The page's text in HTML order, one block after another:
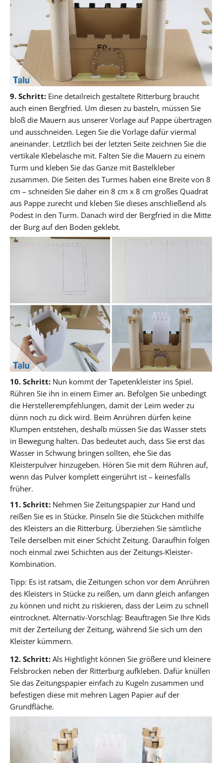
9. Schritt: Eine detailreich gestaltete Ritterburg braucht
auch einen Bergfried. Um diesen zu basteln, müssen Sie
bloß die Mauern aus unserer Vorlage auf Pappe übertragen
und ausschneiden. Legen Sie die Vorlage dafür viermal
aneinander. Letztlich bei der letzten Seite zeichnen Sie die
vertikale Klebelasche mit. Falten Sie die Mauern zu einem
Turm und kleben Sie das Ganze mit Bastelkleber
zusammen. Die Seiten des Turmes haben eine Breite von 8
cm – schneiden Sie daher ein 8 cm x 8 cm großes Quadrat
aus Pappe zurecht und kleben Sie dieses anschließend als
Podest in den Turm. Danach wird der Bergfried in die Mitte
der Burg auf den Boden geklebt.
10. Schritt: Nun kommt der Tapetenkleister ins Spiel.
Rühren Sie ihn in einem Eimer an. Befolgen Sie unbedingt
die Herstellerempfehlungen, damit der Leim weder zu
dünn noch zu dick wird. Beim Anrühren dürfen keine
Klumpen entstehen, deshalb müssen Sie das Wasser stets
in Bewegung halten. Das bedeutet auch, dass Sie erst das
Wasser in Schwung bringen sollten, ehe Sie das
Kleisterpulver hinzugeben. Hören Sie mit dem Rühren auf,
wenn das Pulver komplett eingerührt ist – keinesfalls
früher.
11. Schritt: Nehmen Sie Zeitungspapier zur Hand und
reißen Sie es in Stücke. Pinseln Sie die Stückchen mithilfe
des Kleisters an die Ritterburg. Überziehen Sie sämtliche
Teile derselben mit einer Schicht Zeitung. Daraufhin folgen
noch einmal zwei Schichten aus der Zeitungs-Kleister-
Kombination.
Tipp: Es ist ratsam, die Zeitungen schon vor dem Anrühren
des Kleisters in Stücke zu reißen, um dann gleich anfangen
zu können und nicht zu riskieren, dass der Leim zu schnell
eintrocknet. Alternativ-Vorschlag: Beauftragen Sie Ihre Kids
mit der Zerteilung der Zeitung, während Sie sich um den
Kleister kümmern.
12. Schritt: Als Hightlight können Sie größere und kleinere
Felsbrocken neben der Ritterburg aufkleben. Dafür knüllen
Sie das Zeitungspapier einfach zu Kugeln zusammen und
befestigen diese mit mehren Lagen Papier auf der
Grundfläche.